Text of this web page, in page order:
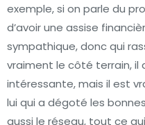
exemple, si on parle du
d’avoir une assise
sympathique, donc qui
vraiment le côté terrain, il
intéressante, mais il est
lui qui a dégoté les
aussi le réseau, tout ce